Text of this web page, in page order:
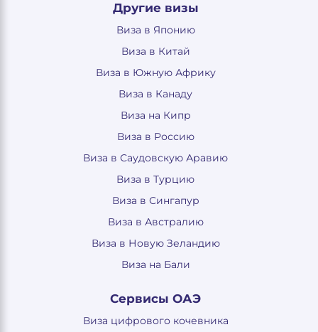
Другие визы
Виза в Японию
Виза в Китай
Виза в Южную Африку
Виза в Канаду
Виза на Кипр
Виза в Россию
Виза в Саудовскую Аравию
Виза в Турцию
Виза в Сингапур
Виза в Австралию
Виза в Новую Зеландию
Виза на Бали
Сервисы ОАЭ
Виза цифрового кочевника